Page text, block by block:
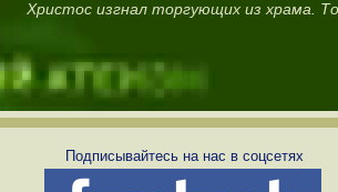
Христос изгнал торгующих из храма.
Подписывайтесь на нас в соцсетях